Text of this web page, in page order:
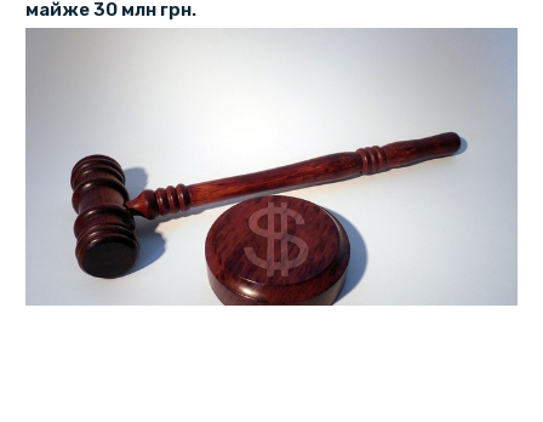
майже 30 млн грн.